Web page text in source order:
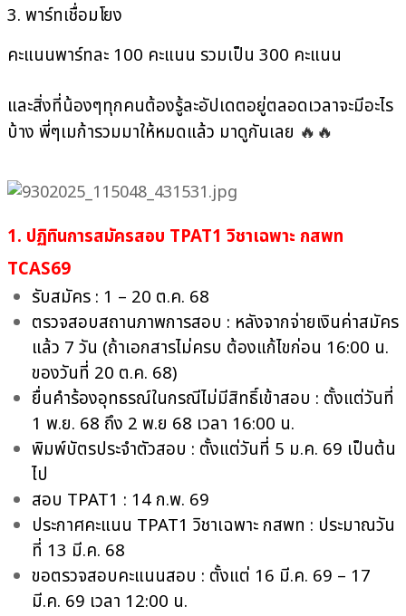
3. พาร์ทเชื่อมโยง
คะแนนพาร์ทละ 100 คะแนน รวมเป็น 300 คะแนน
และสิ่งที่น้องๆทุกคนต้องรู้ละอัปเดตอยู่ตลอดเวลาจะมีอะไร
บ้าง พี่ๆเมก้ารวมมาให้หมดแล้ว มาดูกันเลย 🔥 🔥
1. ปฏิทินการสมัครสอบ TPAT1 วิชาเฉพาะ กสพท
TCAS69
รับสมัคร : 1 – 20 ต.ค. 68
ตรวจสอบสถานภาพการสอบ : หลังจากจ่ายเงินค่าสมัคร
แล้ว 7 วัน (ถ้าเอกสารไม่ครบ ต้องแก้ไขก่อน 16:00 น.
ของวันที่ 20 ต.ค. 68)
ยื่นคำร้องอุทธรณ์ในกรณีไม่มีสิทธิ์เข้าสอบ : ตั้งแต่วันที่
1 พ.ย. 68 ถึง 2 พ.ย 68 เวลา 16:00 น.
พิมพ์บัตรประจำตัวสอบ : ตั้งแต่วันที่ 5 ม.ค. 69 เป็นต้น
ไป
สอบ TPAT1 : 14 ก.พ. 69
ประกาศคะแนน TPAT1 วิชาเฉพาะ กสพท : ประมาณวัน
ที่ 13 มี.ค. 68
ขอตรวจสอบคะแนนสอบ : ตั้งแต่ 16 มี.ค. 69 – 17
มี.ค. 69 เวลา 12:00 น.